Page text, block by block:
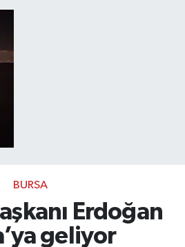
BURSA
Erdoğan
geliyor